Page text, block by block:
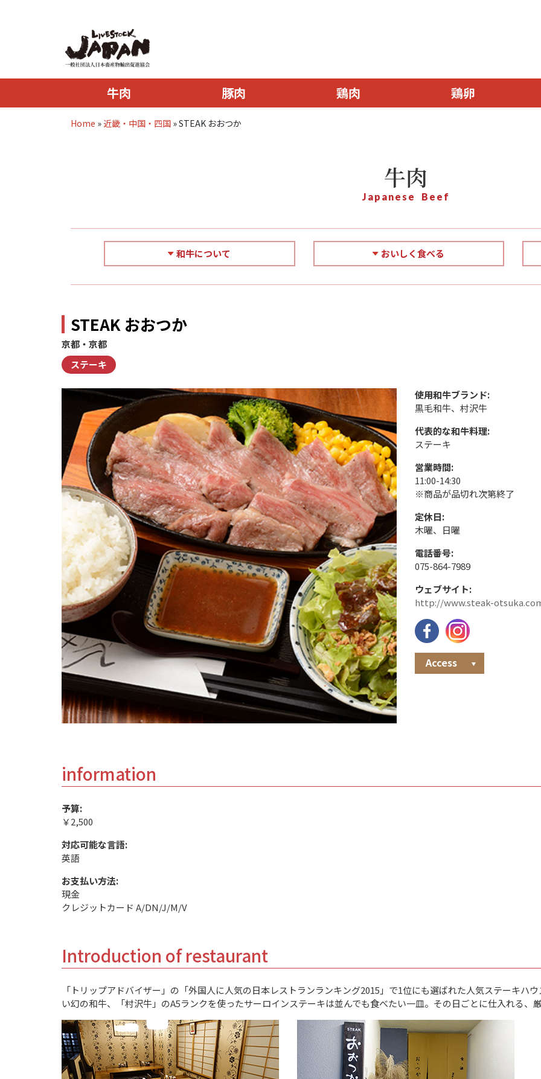
牛肉 豚肉 鶏肉 鶏卵
Home » 近畿・中国・四国 »STEAK おおつか
牛肉
Japanese Beef
和牛について おいしく食べる
STEAK おおつか
京都・京都
ステーキ
使用和牛ブランド:
黒毛和牛、村沢牛
代表的な和牛料理:
ステーキ
営業時間:
11:00-14:30
※商品が品切れ次第終了
定休日:
木曜、日曜
電話番号:
075-864-7989
ウェブサイト:
http://www.steak-
Access
information
予算:
￥2,500
対応可能な言語:
英語
お支払い方法:
現金
クレジットカード A/DN/J/M/V
Introduction of restaurant
「トリップアドバイザー」の「外国人に人気の日本レストランランキング2015」で1位にも選ばれた人気ステーキハ
い幻の和牛、「村沢牛」のA5ランクを使ったサーロインステーキは並んでも食べたい一皿。その日ごとに仕入れる、